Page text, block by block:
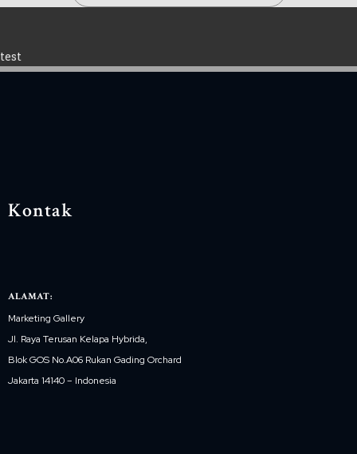
test
Kontak
ALAMAT:
Marketing Gallery
Jl. Raya Terusan Kelapa Hybrida,
Blok GOS No.A06 Rukan Gading Orchard
Jakarta 14140 – Indonesia